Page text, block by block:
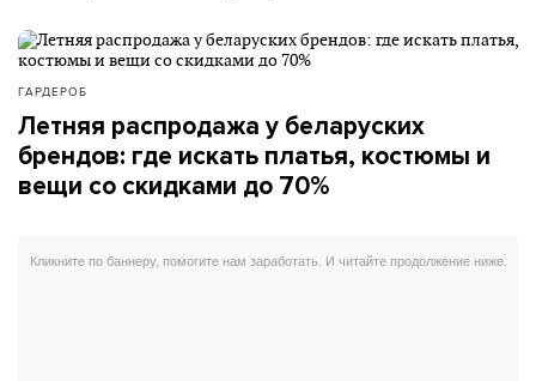
ГАРДЕРОБ
Летняя распродажа у беларуских
брендов: где искать платья, костюмы и
вещи со скидками до 70%